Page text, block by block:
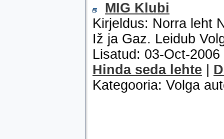
MIG Klubi
Kirjeldus: Norra leht
Iž ja Gaz. Leidub
Lisatud: 03-Oct-
Hinda seda lehte
Kategooria: Volga